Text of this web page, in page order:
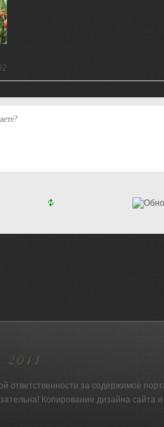
ответственности за содержимое
Копирование дизайна сайта